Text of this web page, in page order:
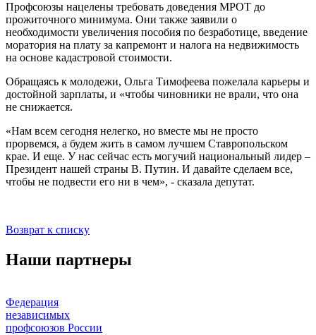
Профсоюзы нацелены требовать доведения МРОТ до
прожиточного минимума. Они также заявили о
необходимости увеличения пособия по безработице, введение
моратория на плату за капремонт и налога на недвижимость
на основе кадастровой стоимости.
Обращаясь к молодежи, Ольга Тимофеева пожелала карьеры и
достойной зарплаты, и «чтобы чиновники не врали, что она
не снижается.
«Нам всем сегодня нелегко, но вместе мы не просто
прорвемся, а будем жить в самом лучшем Ставропольском
крае. И еще. У нас сейчас есть могучий национальный лидер –
Президент нашей страны В. Путин. И давайте сделаем все,
чтобы не подвести его ни в чем», - сказала депутат.
Возврат к списку
Наши партнеры
Федерация
независимых
профсоюзов России